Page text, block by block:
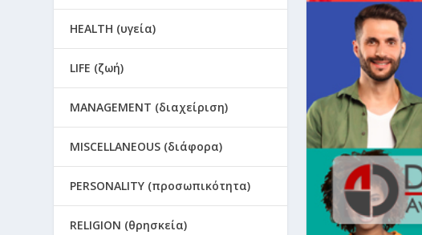
HEALTH (υγεία)
LIFE (ζωή)
MANAGEMENT (διαχείριση)
MISCELLANEOUS (διάφορα)
PERSONALITY (προσωπικότητα)
RELIGION (θρησκεία)